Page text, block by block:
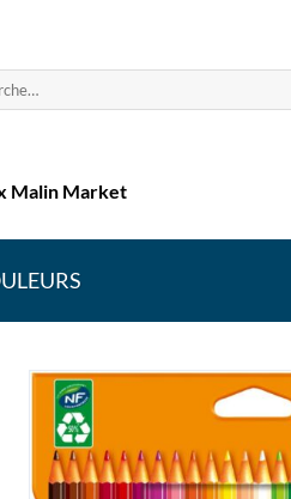
Malin Market